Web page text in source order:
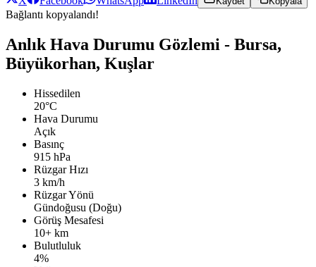
Bağlantı kopyalandı!
Anlık Hava Durumu Gözlemi - Bursa,
Büyükorhan, Kuşlar
Hissedilen
20°C
Hava Durumu
Açık
Basınç
915 hPa
Rüzgar Hızı
3 km/h
Rüzgar Yönü
Gündoğusu (Doğu)
Görüş Mesafesi
10+ km
Bulutluluk
4%